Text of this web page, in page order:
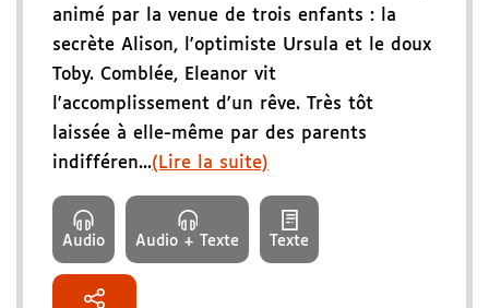
animé par la venue de trois enfants : la
secrète Alison, l'optimiste Ursula et le doux
Toby. Comblée, Eleanor vit
l'accomplissement d'un rêve. Très tôt
laissée à elle-même par des parents
indifféren...(Lire la suite)
Audio Audio + Texte Texte